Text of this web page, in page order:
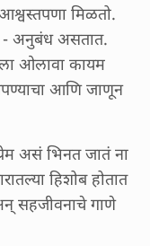
मिळतो.
- अनुबंध असतात.
ओलावा कायम
आणि जाणून
असं भिनत जातं ना
हिशोब होतात
सहजीवनाचे गाणे